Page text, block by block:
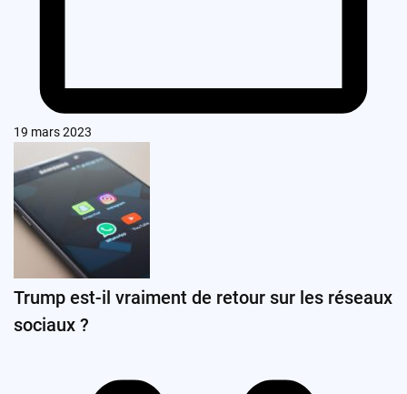
19 mars 2023
Trump est-il vraiment de retour sur les réseaux
sociaux ?